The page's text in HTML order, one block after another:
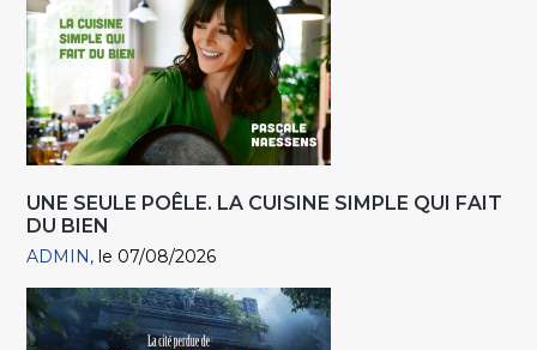
UNE SEULE POÊLE. LA CUISINE SIMPLE QUI FAIT
DU BIEN
ADMIN le 07/08/2026